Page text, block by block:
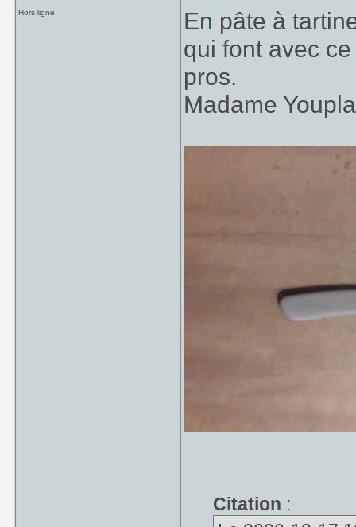
Hors ligne
En pâte à
qui font avec
pros.
Madame
Citation :